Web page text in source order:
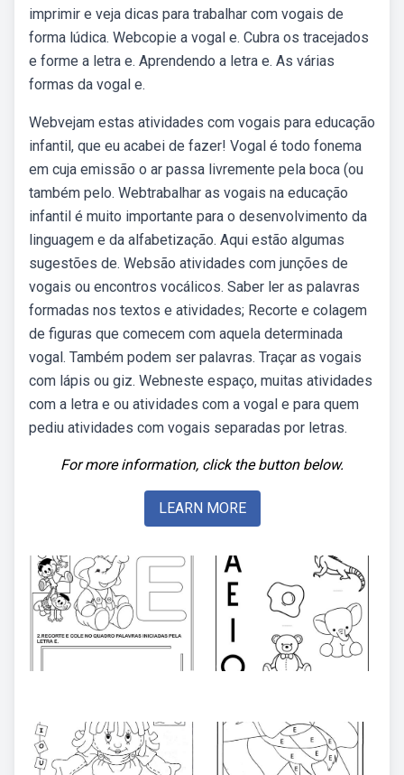
imprimir e veja dicas para trabalhar com vogais de
forma lúdica. Webcopie a vogal e. Cubra os tracejados
e forme a letra e. Aprendendo a letra e. As várias
formas da vogal e.
Webvejam estas atividades com vogais para educação
infantil, que eu acabei de fazer! Vogal é todo fonema
em cuja emissão o ar passa livremente pela boca (ou
também pelo. Webtrabalhar as vogais na educação
infantil é muito importante para o desenvolvimento da
linguagem e da alfabetização. Aqui estão algumas
sugestões de. Websão atividades com junções de
vogais ou encontros vocálicos. Saber ler as palavras
formadas nos textos e atividades; Recorte e colagem
de figuras que comecem com aquela determinada
vogal. Também podem ser palavras. Traçar as vogais
com lápis ou giz. Webneste espaço, muitas atividades
com a letra e ou atividades com a vogal e para quem
pediu atividades com vogais separadas por letras.
For more information, click the button below.
LEARN MORE